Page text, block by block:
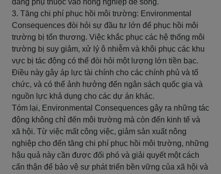
đang phụ thuộc vào nông nghiệp để sống.
3. Tăng chi phí phục hồi môi trường: Environmental
Consequences đòi hỏi sự đầu tư lớn để phục hồi môi
trường bị tổn thương. Việc khắc phục các hệ thống môi
trường bị suy giảm, xử lý ô nhiễm và khôi phục các khu
vực bị tác động có thể đòi hỏi một lượng lớn tiền bạc.
Điều này gây áp lực tài chính cho các chính phủ và tổ
chức, và có thể ảnh hưởng đến ngân sách quốc gia và
nguồn lực khả dụng cho các dự án khác.
Tóm lại, Environmental Consequences gây ra những tác
động không chỉ đến môi trường mà còn đến kinh tế và
xã hội. Từ việc mất công việc, giảm sản xuất nông
nghiệp cho đến tăng chi phí phục hồi môi trường, những
hậu quả này cần được đối phó và giải quyết một cách
cẩn thận để bảo vệ sự phát triển bền vững của xã hội và